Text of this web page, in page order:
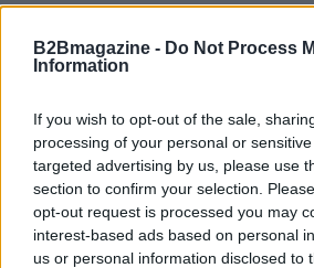
B2Bmagazine - Do Not Process
Information
If you wish to opt-out of the sale,
processing of your personal or
targeted advertising by us, please use
section to confirm your selection.
opt-out request is processed you may
interest-based ads based on personal
us or personal information disclosed to
Apple potrebbero sviluppare
SpaceX, aprendo la strada a una
integrazione tra dispositivi e reti
L’ambiziosa strategia di SpaceX
costellazione di satelliti Starlink
migliorare la connettività
anche un cambiamento